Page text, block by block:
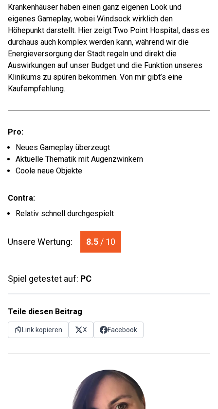
Krankenhäuser haben einen ganz eigenen Look und
eigenes Gameplay, wobei Windsock wirklich den
Höhepunkt darstellt. Hier zeigt Two Point Hospital, dass es
durchaus auch komplex werden kann, während wir die
Energieversorgung der Stadt regeln und direkt die
Auswirkungen auf unser Budget und die Funktion unseres
Klinikums zu spüren bekommen. Von mir gibt’s eine
Kaufempfehlung.
Pro:
Neues Gameplay überzeugt
Aktuelle Thematik mit Augenzwinkern
Coole neue Objekte
Contra:
Relativ schnell durchgespielt
Unsere Wertung: 8.5 / 10
Spiel getestet auf: PC
Teile diesen Beitrag
Link kopieren X Facebook